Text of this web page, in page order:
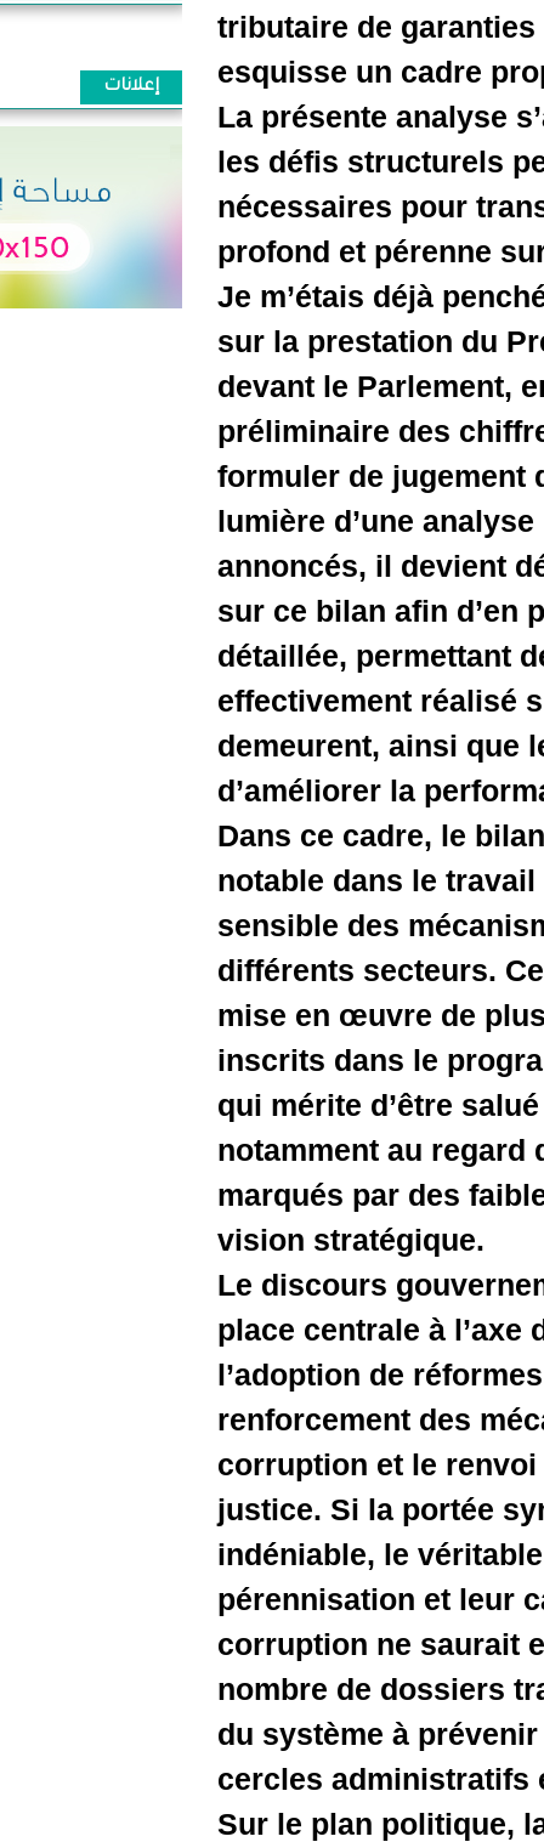
tributaire
esquisse
La
les défis
profond
Je
sur la
devant le
formuler
lumière
sur ce
détaillée,
Dans ce
notable
sensible
différents
mise en
inscrits
qui
marqués
vision
Le
place
justice.
nombre
du
cercles
Sur le
إعلانات